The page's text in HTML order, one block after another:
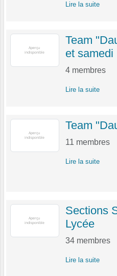
Lire la suite
Team
et samedi
4 membres
Lire la suite
Team
11 membres
Lire la suite
Sections
Lycée
34 membres
Lire la suite